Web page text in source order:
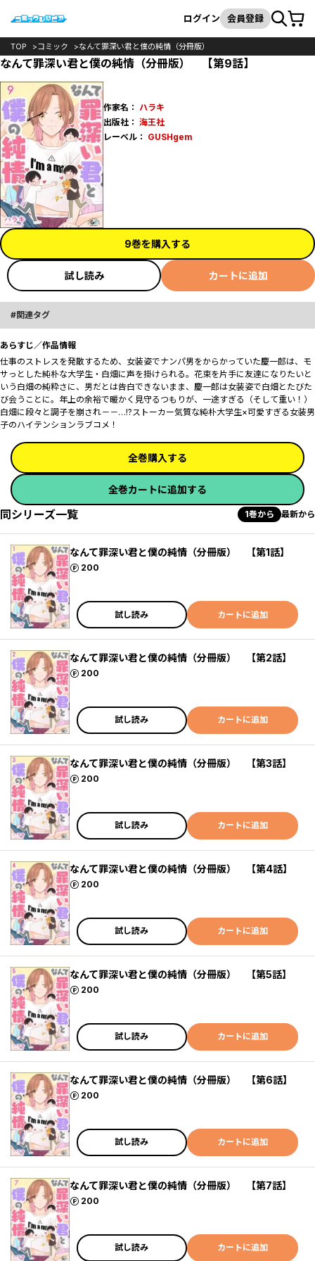
検索
ログイン 会員登録カート
TOP コミック なんて罪深い君と僕の純情（分冊版）
なんて罪深い君と僕の純情（分冊版） 【第9話】
作家名： ハラキ
出版社： 海王社
レーベル： GUSHgem
9巻を購入する
試し読み カートに追加
関連タグ
あらすじ／作品情報
仕事のストレスを発散するため、女装姿でナンパ男をからかっていた慶一郎は、モ
サっとした純朴な大学生・白畑に声を掛けられる。花束を片手に友達になりたいと
いう白畑の純粋さに、男だとは告白できないまま、慶一郎は女装姿で白畑とたびた
び会うことに。年上の余裕で暖かく見守るつもりが、一途すぎる（そして重い！）
白畑に段々と調子を崩され－－…!?ストーカー気質な純朴大学生×可愛すぎる女装男
子のハイテンションラブコメ！
全巻購入する
全巻カートに追加する
同シリーズ一覧 1巻から 最新から
なんて罪深い君と僕の純情（分冊版） 【第1話】
200
ポイント
試し読み カートに追加
なんて罪深い君と僕の純情（分冊版） 【第2話】
200
ポイント
試し読み カートに追加
なんて罪深い君と僕の純情（分冊版） 【第3話】
200
ポイント
試し読み カートに追加
なんて罪深い君と僕の純情（分冊版） 【第4話】
200
ポイント
試し読み カートに追加
なんて罪深い君と僕の純情（分冊版） 【第5話】
200
ポイント
試し読み カートに追加
なんて罪深い君と僕の純情（分冊版） 【第6話】
200
ポイント
試し読み カートに追加
なんて罪深い君と僕の純情（分冊版） 【第7話】
200
ポイント
試し読み カートに追加